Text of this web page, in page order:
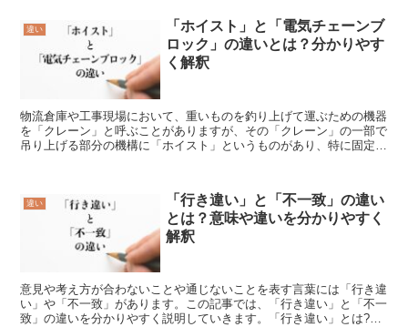
違い
「ホイスト」と「電気チェーンブ
ロック」の違いとは？分かりやす
く解釈
物流倉庫や工事現場において、重いものを釣り上げて運ぶための機器
を「クレーン」と呼ぶことがありますが、その「クレーン」の一部で
吊り上げる部分の機構に「ホイスト」というものがあり、特に固定さ
違い
「行き違い」と「不一致」の違い
とは？意味や違いを分かりやすく
解釈
意見や考え方が合わないことや通じないことを表す言葉には「行き違
い」や「不一致」があります。この記事では、「行き違い」と「不一
致」の違いを分かりやすく説明していきます。「行き違い」とは?